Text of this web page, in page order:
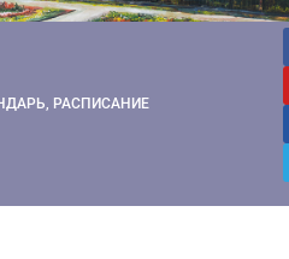
РАСПИСАНИЕ